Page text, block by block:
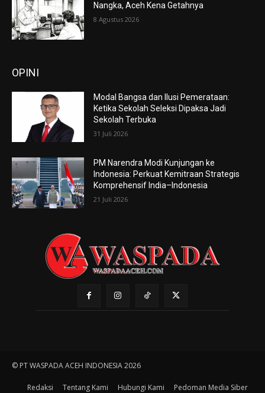
Nangka, Aceh Kena Getahnya
8 Agustus 2026
OPINI
Modal Bangsa dan Ilusi Pemerataan:
Ketika Sekolah Seleksi Dipaksa Jadi
Sekolah Terbuka
31 Juli 2026
PM Narendra Modi Kunjungan ke
Indonesia: Perkuat Kemitraan Strategis
Komprehensif India–Indonesia
21 Juli 2026
© PT WASPADA ACEH INDONESIA 2026
Redaksi Tentang Kami Hubungi Kami Pedoman Media Siber